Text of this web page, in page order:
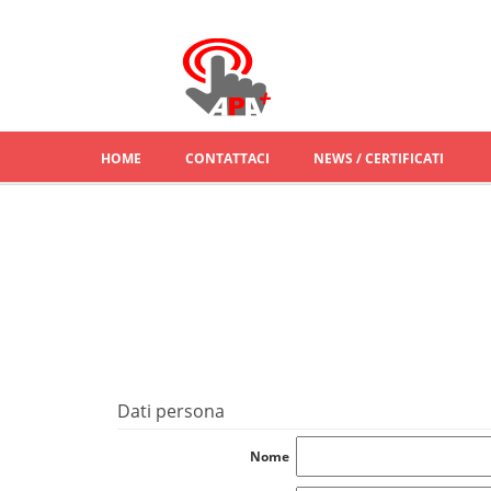
HOME CONTATTACI NEWS / CERTIFICATI
Nome
Dati persona